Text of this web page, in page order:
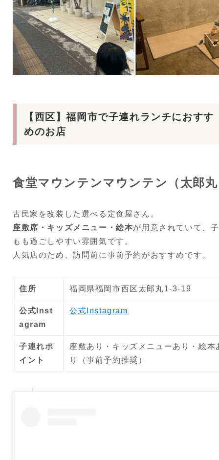
【西区】福岡市で子連れランチにおすす
めのお店
食堂マウンテンマウンテン（太郎
古民家を改装した選べる定食屋さん。
座敷席・キッズメニュー・絵本が用意されていて、
もも過ごしやすい雰囲気です。
人気店のため、訪問前に事前予約がおすすめです。
住所 福岡県福岡市西区太郎丸1-3-19
公式Inst
agram
公式Instagram
子連れポ
イント
座敷あり・キッズメニューあり・絵本
り（事前予約推奨）